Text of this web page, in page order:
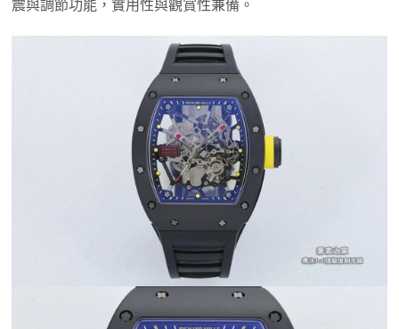
震與調節功能，實用性與觀賞性兼備。